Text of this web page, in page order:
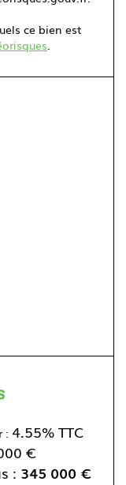
ce bien est
.
: 4.55% TTC
€
: 345 000 €